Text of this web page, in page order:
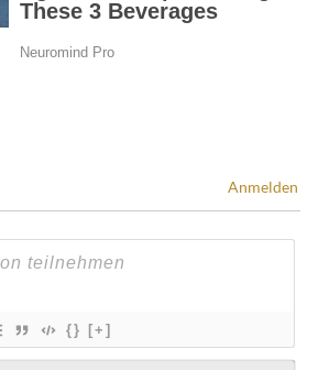
Anmelden
{} [+]